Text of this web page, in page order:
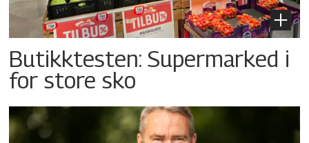
Butikktesten: Supermarked i
for store sko